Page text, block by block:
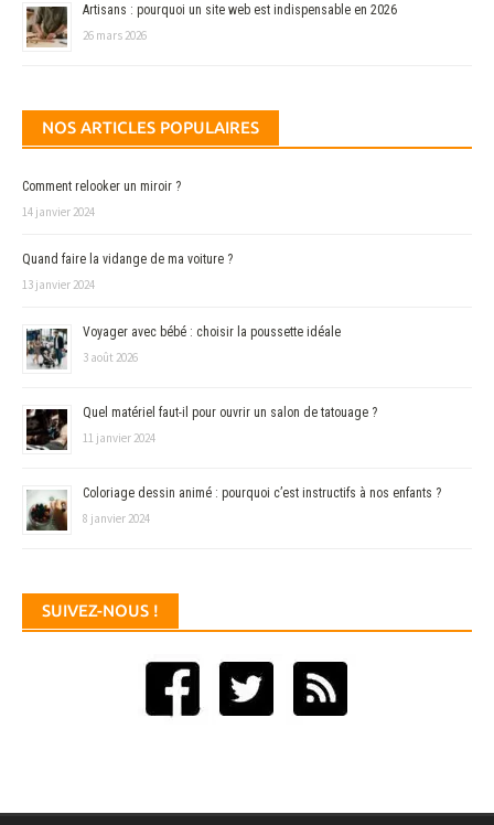
Artisans : pourquoi un site web est indispensable en 2026
26 mars 2026
NOS ARTICLES POPULAIRES
Comment relooker un miroir ?
14 janvier 2024
Quand faire la vidange de ma voiture ?
13 janvier 2024
Voyager avec bébé : choisir la poussette idéale
3 août 2026
Quel matériel faut-il pour ouvrir un salon de tatouage ?
11 janvier 2024
Coloriage dessin animé : pourquoi c’est instructifs à nos enfants ?
8 janvier 2024
SUIVEZ-NOUS !